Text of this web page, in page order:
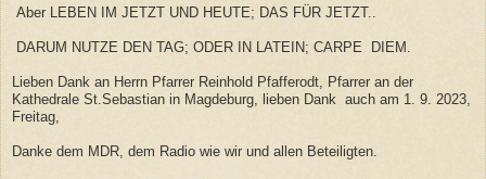
Aber LEBEN IM JETZT UND HEUTE; DAS FÜR JETZT..
DARUM NUTZE DEN TAG; ODER IN LATEIN; CARPE DIEM.
Lieben Dank an Herrn Pfarrer Reinhold Pfafferodt, Pfarrer an der
Kathedrale St.Sebastian in Magdeburg, lieben Dank auch am 1. 9. 2023,
Freitag,
Danke dem MDR, dem Radio wie wir und allen Beteiligten.